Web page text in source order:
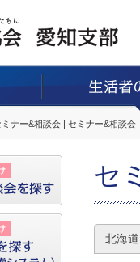
ミナー&相談会 | セミナー&相談会
セ
北海道